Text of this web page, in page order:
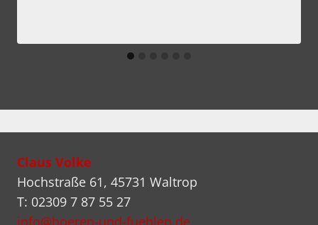
Claus Volke
Hochstraße 61, 45731 Waltrop
T: 02309 7 87 55 27